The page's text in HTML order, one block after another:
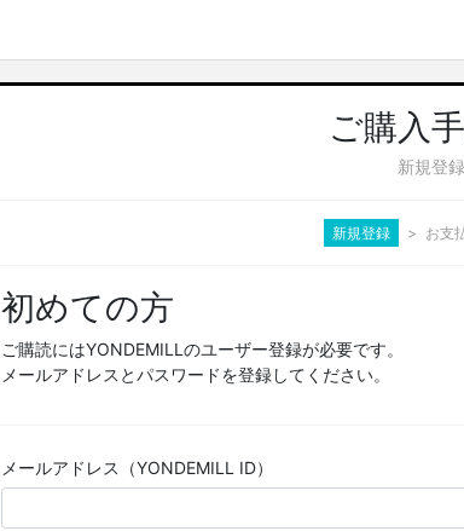
ご購入
新規登録
新規登録 お支
初めての方
ご購読にはYONDEMILLのユーザー登録が必要です。
メールアドレスとパスワードを登録してください。
メールアドレス（YONDEMILL ID）